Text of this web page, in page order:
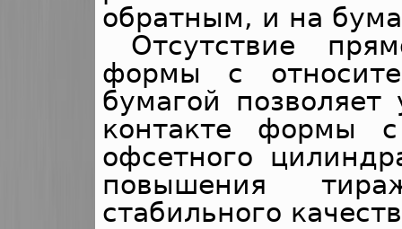
обратным, и на
Отсутствие
формы с
бумагой
контакте формы
офсетного
повышения
стабильного